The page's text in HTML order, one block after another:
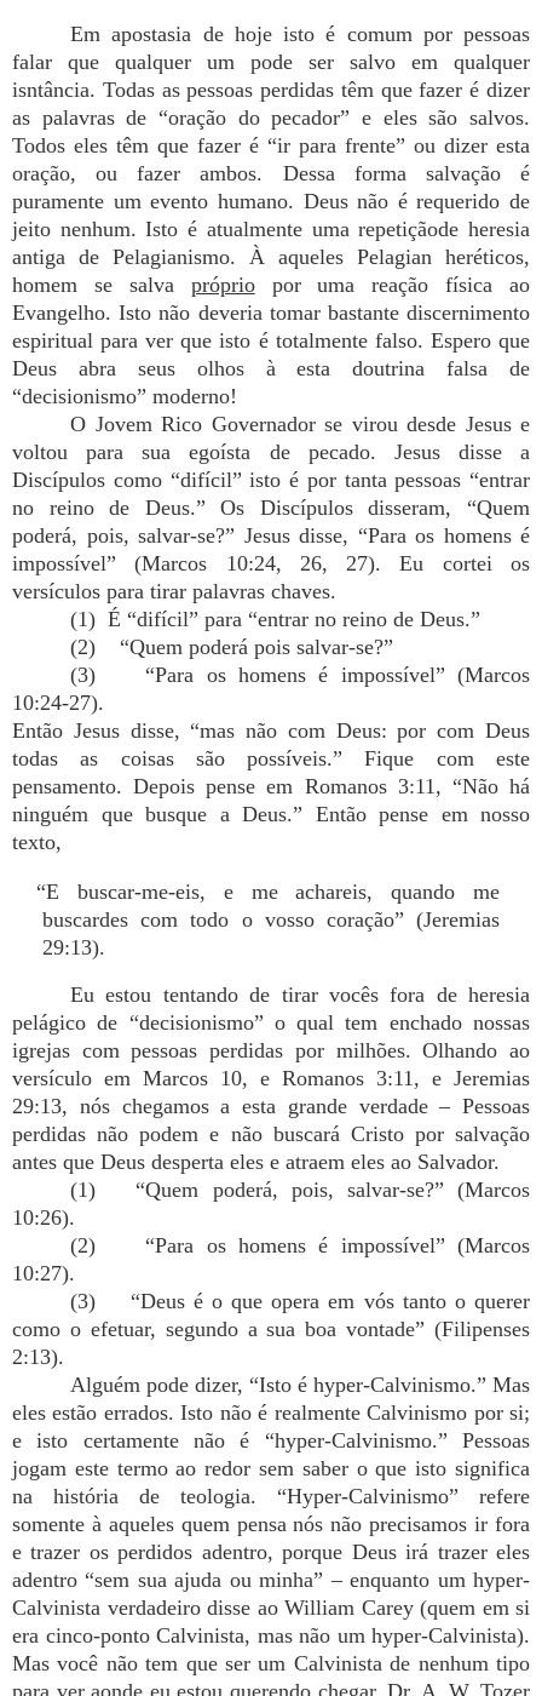
Em apostasia de hoje isto é comum por pessoas
falar que qualquer um pode ser salvo em qualquer
isntância. Todas as pessoas perdidas têm que fazer é dizer
as palavras de “oração do pecador” e eles são salvos.
Todos eles têm que fazer é “ir para frente” ou dizer esta
oração, ou fazer ambos. Dessa forma salvação é
puramente um evento humano. Deus não é requerido de
jeito nenhum. Isto é atualmente uma repetiçãode heresia
antiga de Pelagianismo. À aqueles Pelagian heréticos,
homem se salva própriopor uma reação física ao
Evangelho. Isto não deveria tomar bastante discernimento
espiritual para ver que isto é totalmente falso. Espero que
Deus abra seus olhos à esta doutrina falsa de
“decisionismo” moderno!
O Jovem Rico Governador se virou desde Jesus e
voltou para sua egoísta de pecado. Jesus disse a
Discípulos como “difícil” isto é por tanta pessoas “entrar
no reino de Deus.” Os Discípulos disseram, “Quem
poderá, pois, salvar-se?” Jesus disse, “Para os homens é
impossível” (Marcos 10:24, 26, 27). Eu cortei os
versículos para tirar palavras chaves.
(1) É “difícil” para “entrar no reino de Deus.”
(2) “Quem poderá pois salvar-se?”
(3) “Para os homens é impossível” (Marcos
10:24-27).
Então Jesus disse, “mas não com Deus: por com Deus
todas as coisas são possíveis.” Fique com este
pensamento. Depois pense em Romanos 3:11, “Não há
ninguém que busque a Deus.” Então pense em nosso
texto,
“E buscar-me-eis, e me achareis, quando me
buscardes com todo o vosso coração” (Jeremias
29:13).
Eu estou tentando de tirar vocês fora de heresia
pelágico de “decisionismo” o qual tem enchado nossas
igrejas com pessoas perdidas por milhões. Olhando ao
versículo em Marcos 10, e Romanos 3:11, e Jeremias
29:13, nós chegamos a esta grande verdade – Pessoas
perdidas não podem e não buscará Cristo por salvação
antes que Deus desperta eles e atraem eles ao Salvador.
(1) “Quem poderá, pois, salvar-se?” (Marcos
10:26).
(2) “Para os homens é impossível” (Marcos
10:27).
(3) “Deus é o que opera em vós tanto o querer
como o efetuar, segundo a sua boa vontade” (Filipenses
2:13).
Alguém pode dizer, “Isto é hyper-Calvinismo.” Mas
eles estão errados. Isto não é realmente Calvinismo por si;
e isto certamente não é “hyper-Calvinismo.” Pessoas
jogam este termo ao redor sem saber o que isto significa
na história de teologia. “Hyper-Calvinismo” refere
somente à aqueles quem pensa nós não precisamos ir fora
e trazer os perdidos adentro, porque Deus irá trazer eles
adentro “sem sua ajuda ou minha” – enquanto um hyper-
Calvinista verdadeiro disse ao William Carey (quem em si
era cinco-ponto Calvinista, mas não um hyper-Calvinista).
Mas você não tem que ser um Calvinista de nenhum tipo
para ver aonde eu estou querendo chegar. Dr. A. W. Tozer